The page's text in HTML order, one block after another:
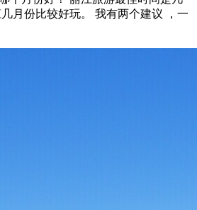
月份比较好玩。 我有两个建议 ，一